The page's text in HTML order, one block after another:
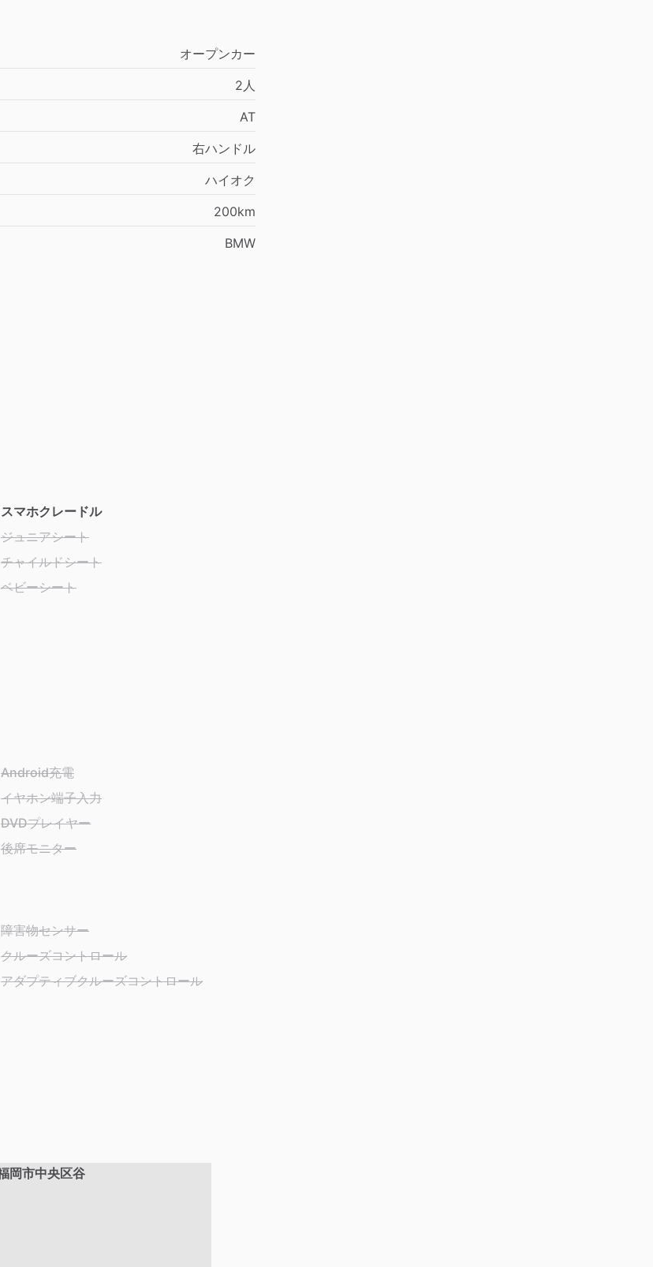
オープンカー
2人
AT
右ハンドル
ハイオク
200km
BMW
スマホクレードル
ジュニアシート
チャイルドシート
ベビーシート
Android充電
イヤホン端子入力
DVDプレイヤー
後席モニター
障害物センサー
クルーズコントロール
アダプティブクルーズコントロール